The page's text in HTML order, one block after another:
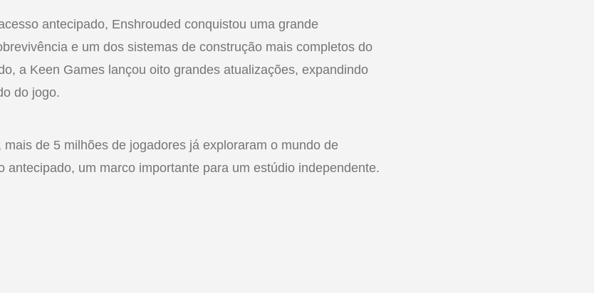
antecipado, Enshrouded conquistou uma grande
e um dos sistemas de construção mais completos do
a Keen Games lançou oito grandes atualizações, expandindo
do jogo.
de 5 milhões de jogadores já exploraram o mundo de
antecipado, um marco importante para um estúdio independente.